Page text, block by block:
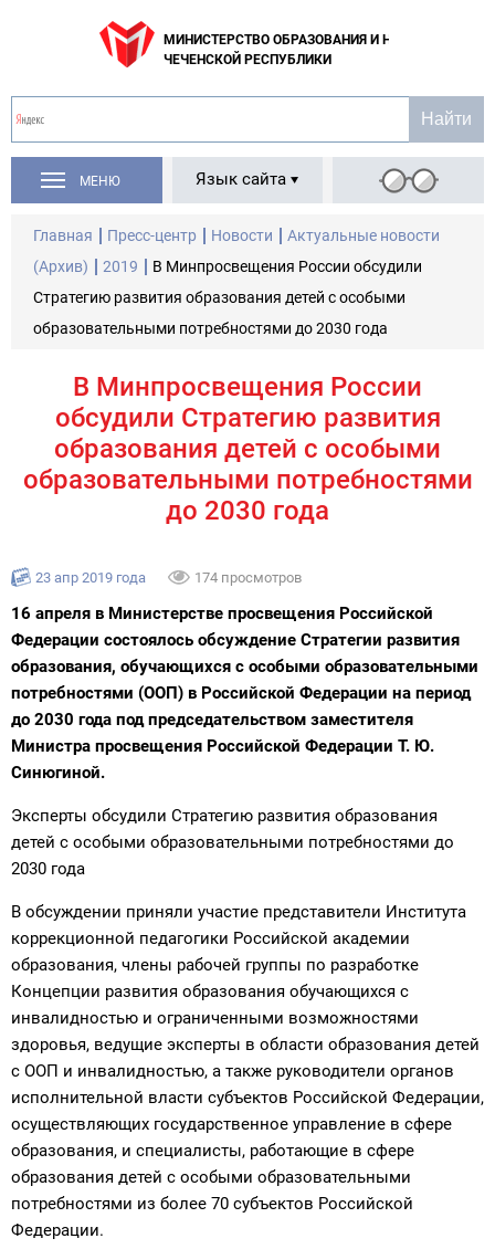
МИНИСТЕРСТВО ОБРАЗОВАНИЯ И НАУКИ
ЧЕЧЕНСКОЙ РЕСПУБЛИКИ
МЕНЮ Язык сайта
Главная Пресс-центр Новости
Актуальные новости
(Архив)
2019
В Минпросвещения России обсудили
Стратегию развития образования детей с особыми
образовательными потребностями до 2030 года
В Минпросвещения России
обсудили Стратегию развития
образования детей с особыми
образовательными потребностями
до 2030 года
23 апр 2019 года 174 просмотров
16 апреля в Министерстве просвещения Российской
Федерации состоялось обсуждение Стратегии развития
образования, обучающихся с особыми образовательными
потребностями (ООП) в Российской Федерации на период
до 2030 года под председательством заместителя
Министра просвещения Российской Федерации Т. Ю.
Синюгиной.
Эксперты обсудили Стратегию развития образования
детей с особыми образовательными потребностями до
2030 года
В обсуждении приняли участие представители Института
коррекционной педагогики Российской академии
образования, члены рабочей группы по разработке
Концепции развития образования обучающихся с
инвалидностью и ограниченными возможностями
здоровья, ведущие эксперты в области образования детей
с ООП и инвалидностью, а также руководители органов
исполнительной власти субъектов Российской Федерации,
осуществляющих государственное управление в сфере
образования, и специалисты, работающие в сфере
образования детей с особыми образовательными
потребностями из более 70 субъектов Российской
Федерации.